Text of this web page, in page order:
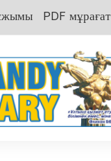
PDF мұрағат